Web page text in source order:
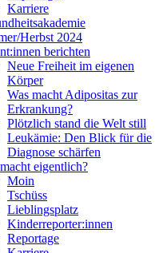
Karriere
Herbst 2024
berichten
Neue Freiheit im eigenen
Körper
Was macht Adipositas zur
Erkrankung?
Plötzlich stand die Welt still
Leukämie: Den Blick für die
Diagnose schärfen
eigentlich?
Moin
Tschüss
Lieblingsplatz
Kinderreporter:innen
Reportage